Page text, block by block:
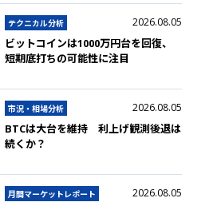
テクニカル分析 2026.08.05
ビットコインは1000万円台を回復、
短期底打ちの可能性に注目
市況・相場分析 2026.08.05
BTCは大台を維持 利上げ観測後退は
続くか？
月間マーケットレポート 2026.08.05